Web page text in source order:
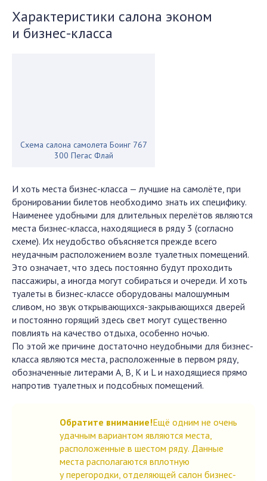
Характеристики салона эконом
и бизнес-класса
Схема салона самолета Боинг 767
300 Пегас Флай
И хоть места бизнес-класса — лучшие на самолёте, при
бронировании билетов необходимо знать их специфику.
Наименее удобными для длительных перелётов являются
места бизнес-класса, находящиеся в ряду 3 (согласно
схеме). Их неудобство объясняется прежде всего
неудачным расположением возле туалетных помещений.
Это означает, что здесь постоянно будут проходить
пассажиры, а иногда могут собираться и очереди. И хоть
туалеты в бизнес-классе оборудованы малошумным
сливом, но звук открывающихся-закрывающихся дверей
и постоянно горящий здесь свет могут существенно
повлиять на качество отдыха, особенно ночью.
По этой же причине достаточно неудобными для бизнес-
класса являются места, расположенные в первом ряду,
обозначенные литерами A, B, K и L и находящиеся прямо
напротив туалетных и подсобных помещений.
Обратите внимание!Ещё одним не очень
удачным вариантом являются места,
расположенные в шестом ряду. Данные
места располагаются вплотную
у перегородки, отделяющей салон бизнес-